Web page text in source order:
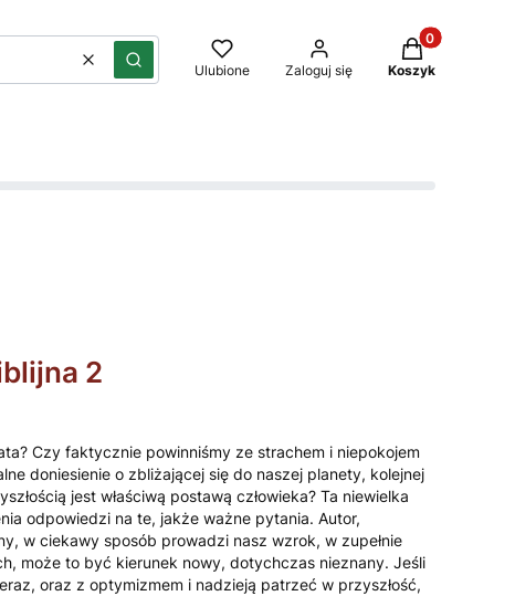
WyczyśćSzukaj Ulubione Zaloguj się
Produkty w
Koszyk
2
Czy faktycznie powinniśmy ze strachem i niepokojem
doniesienie o zbliżającej się do naszej planety, kolejnej
jest właściwą postawą człowieka? Ta niewielka
odpowiedzi na te, jakże ważne pytania. Autor,
w ciekawy sposób prowadzi nasz wzrok, w zupełnie
może to być kierunek nowy, dotychczas nieznany. Jeśli
oraz z optymizmem i nadzieją patrzeć w przyszłość,